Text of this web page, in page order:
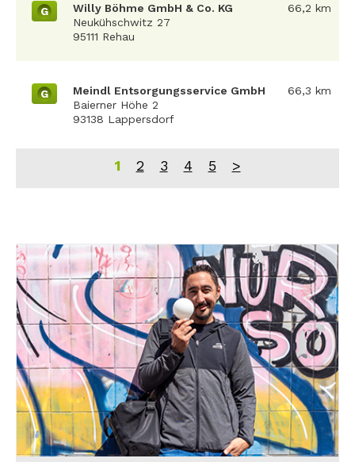
G
Willy Böhme GmbH & Co. KG
Neukühschwitz 27
95111 Rehau
66,2 km
G
Meindl Entsorgungsservice GmbH
Baierner Höhe 2
93138 Lappersdorf
66,3 km
1 2 3 4 5 >